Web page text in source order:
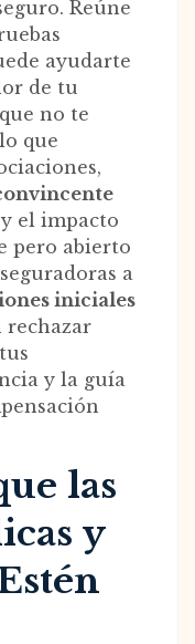
Reúne
ayudarte
de tu
no te
que
el impacto
pero abierto
a
iniciales
rechazar
y la guía
las
y